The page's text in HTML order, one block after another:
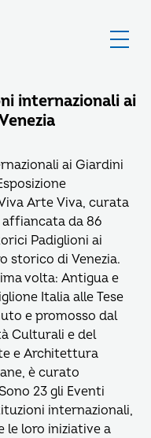
internazionali ai
ai Giardini
Arte Viva, curata
affiancata da 86
Padiglioni ai
storico di Venezia.
volta: Antigua e
Italia alle Tese
e promosso dal
Culturali e del
e Architettura
è curato
23 gli Eventi
internazionali,
le loro iniziative a